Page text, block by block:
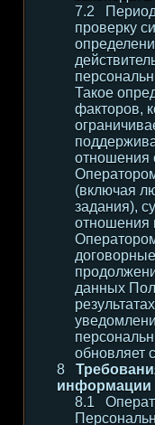
проверку
Такое
факторов,
отношения
(включая
задания),
отношения
данных
обновляет
информации